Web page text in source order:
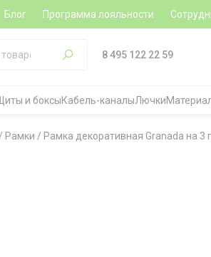
Блог Программа лояльности
8 495 122 22 59
Щиты и боксыКабель-каналыЛючки
/ Рамки / Рамка декоративная Granada на